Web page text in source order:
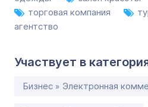
торговая компания
агентство
Участвует в
Бизнес » Электронная